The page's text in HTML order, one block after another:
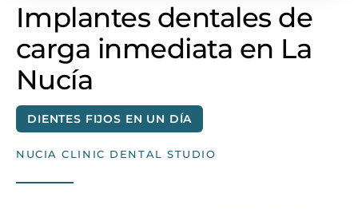
Implantes dentales de
carga inmediata en La
Nucía
DIENTES FIJOS EN UN DÍA
NUCIA CLINIC DENTAL STUDIO